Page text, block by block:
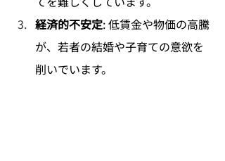
経済的不安定: 低賃金や物価の高騰
が、若者の結婚や子育ての意欲を
削いでいます。